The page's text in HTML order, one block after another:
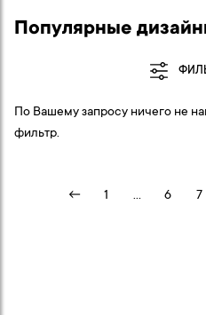
Популярные
По Вашему запросу ничего не
фильтр.
← 1 ... 6 7